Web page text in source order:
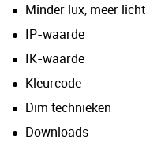
Minder lux, meer licht
IP-waarde
IK-waarde
Kleurcode
Dim technieken
Downloads